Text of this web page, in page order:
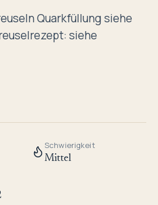
Quarkfüllung siehe
siehe
Schwierigkeit
Mittel